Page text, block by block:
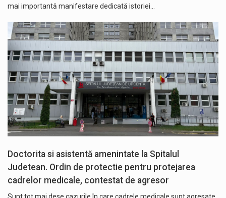
mai importantă manifestare dedicată istoriei…
Doctorita si asistentă amenintate la Spitalul
Judetean. Ordin de protectie pentru protejarea
cadrelor medicale, contestat de agresor